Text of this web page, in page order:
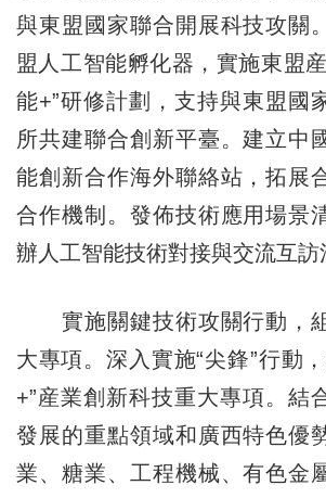
與東盟國家聯合開展科技攻關
盟人工智能孵化器，實施東盟
能+”研修計劃，支持與東盟國
所共建聯合創新平臺。建立中
能創新合作海外聯絡站，拓展
合作機制。發佈技術應用場景
辦人工智能技術對接與交流互訪
實施關鍵技術攻關行動，
大專項。深入實施“尖鋒”行動
+”産業創新科技重大專項。結
發展的重點領域和廣西特色優
業、糖業、工程機械、有色金